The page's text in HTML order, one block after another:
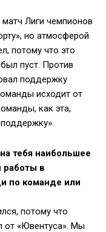
Лиги чемпионов
но атмосферой
потому что это
пуст. Против
поддержку
исходит от
как эта,
тебя наибольшее
работы в
по команде или
потому что
от «Ювентуса». Мы